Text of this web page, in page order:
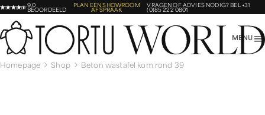
9,0
BEOORDEELD
PLAN EEN SHOWROOM
AFSPRAAK
VRAGEN OF ADVIES NODIG? BEL +31
(0)85 222 0801
MENU
Homepage Shop Beton wastafel kom rond 39